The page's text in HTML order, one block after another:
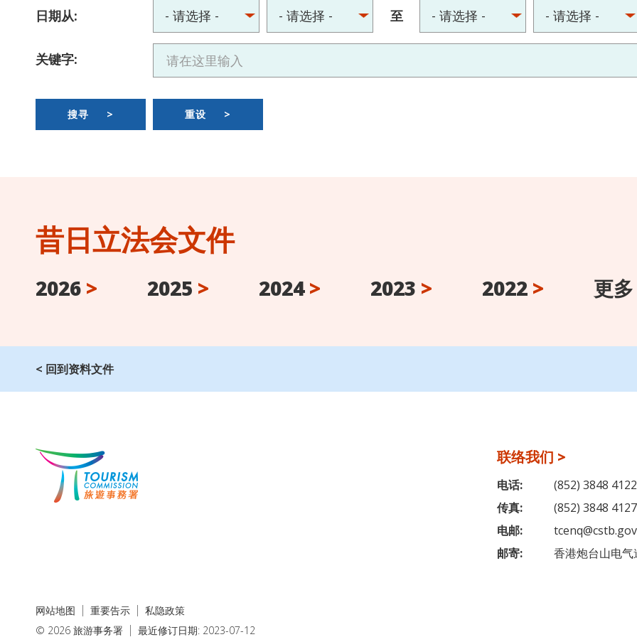
日期从: 至
关键字:
搜寻 > 重设 >
昔日立法会文件
2026 > 2025 > 2024> 2023 > 2022 > 更
< 回到资料文件
联络我们 >
电话:
(852) 3848 4122
传真:
(852) 3848 4127
电邮:
邮寄:
香港炮台山电
网站地图 重要告示
私隐政策
© 2026 旅游事务署
最近修订日期: 2023-07-12